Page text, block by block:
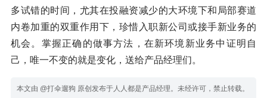
多试错的时间，尤其在投融资减少的大环境下和局部赛道
内卷加重的双重作用下，珍惜入职新公司或接手新业务的
机会。掌握正确的做事方法，在新环境新业务中证明自
己，唯一不变的就是变化，送给产品经理们。
本文由 @打伞遛狗 原创发布于人人都是产品经理。未经许可，禁止转载。